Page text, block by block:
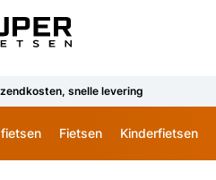
snelle levering
Fietsen Kinderfietsen